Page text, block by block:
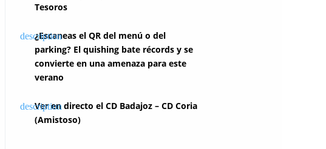
Tesoros
¿Escaneas el QR del menú o del
parking? El quishing bate récords y se
convierte en una amenaza para este
verano
Ver en directo el CD Badajoz – CD Coria
(Amistoso)